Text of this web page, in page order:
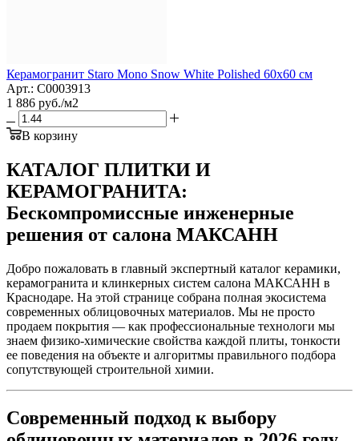
Керамогранит Staro Mono Snow White Polished 60x60 см
Арт.: С0003913
1 886 руб./м2
В корзину
КАТАЛОГ ПЛИТКИ И
КЕРАМОГРАНИТА:
Бескомпромиссные инженерные
решения от салона МАКСАНН
Добро пожаловать в главный экспертный каталог керамики,
керамогранита и клинкерных систем салона МАКСАНН в
Краснодаре. На этой странице собрана полная экосистема
современных облицовочных материалов. Мы не просто
продаем покрытия — как профессиональные технологи мы
знаем физико-химические свойства каждой плиты, тонкости
ее поведения на объекте и алгоритмы правильного подбора
сопутствующей строительной химии.
Современный подход к выбору